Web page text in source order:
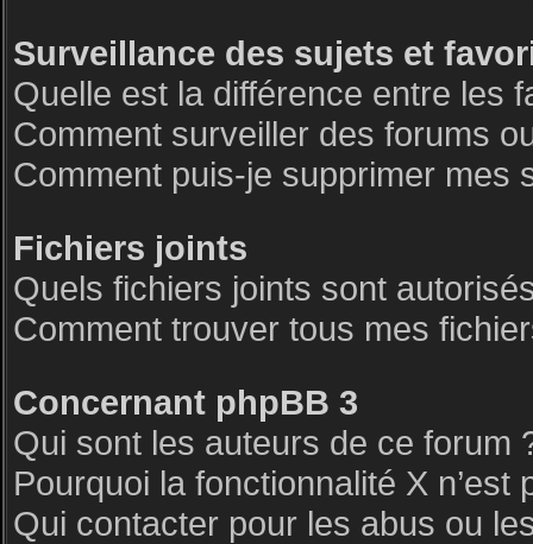
Surveillance des sujets et
Quelle est la différence entre les
Comment surveiller des forums
Comment puis-je supprimer mes
Fichiers joints
Quels fichiers joints sont
Comment trouver tous mes
Concernant phpBB 3
Qui sont les auteurs de ce forum
Pourquoi la fonctionnalité X n’est
Qui contacter pour les abus ou